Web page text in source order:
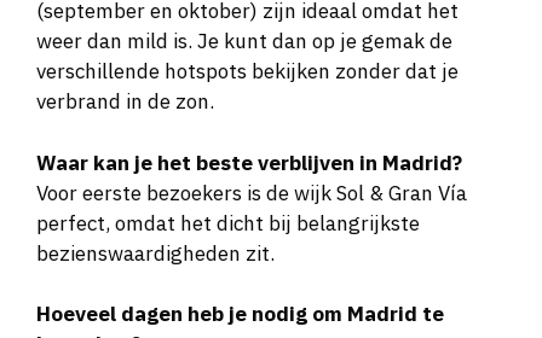
(september en oktober) zijn ideaal omdat het
weer dan mild is. Je kunt dan op je gemak de
verschillende hotspots bekijken zonder dat je
verbrand in de zon.
Waar kan je het beste verblijven in Madrid?
Voor eerste bezoekers is de wijk Sol & Gran Vía
perfect, omdat het dicht bij belangrijkste
bezienswaardigheden zit.
Hoeveel dagen heb je nodig om Madrid te